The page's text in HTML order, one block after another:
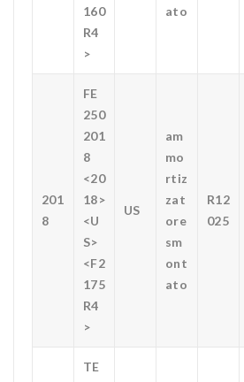
160
R4
>
ato
201
8
FE
250
201
8
<20
18>
<U
S>
<F2
175
R4
>
US
am
mo
rtiz
zat
ore
sm
ont
ato
R12
025
TE